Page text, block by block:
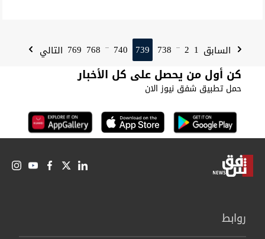
السابق 1
2
...
738
739
740
...
768
769 التالي
كن أول من يحصل على كل الأخبار
حمل تطبيق شفق نيوز الان
روابط